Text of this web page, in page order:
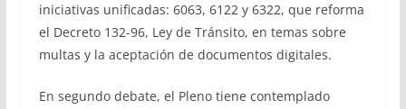
iniciativas unificadas: 6063, 6122 y 6322, que reforma
el Decreto 132-96, Ley de Tránsito, en temas sobre
multas y la aceptación de documentos digitales.
En segundo debate, el Pleno tiene contemplado